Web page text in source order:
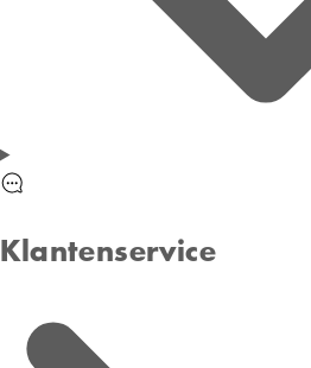
Klantenservice